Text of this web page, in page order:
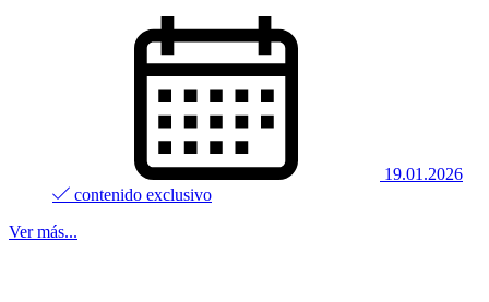
19.01.2026
contenido exclusivo
Ver más...